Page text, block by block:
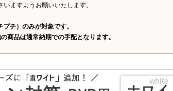
ますようお願いいたします。
チ）のみが対象です。
商品は通常納期での手配となります。